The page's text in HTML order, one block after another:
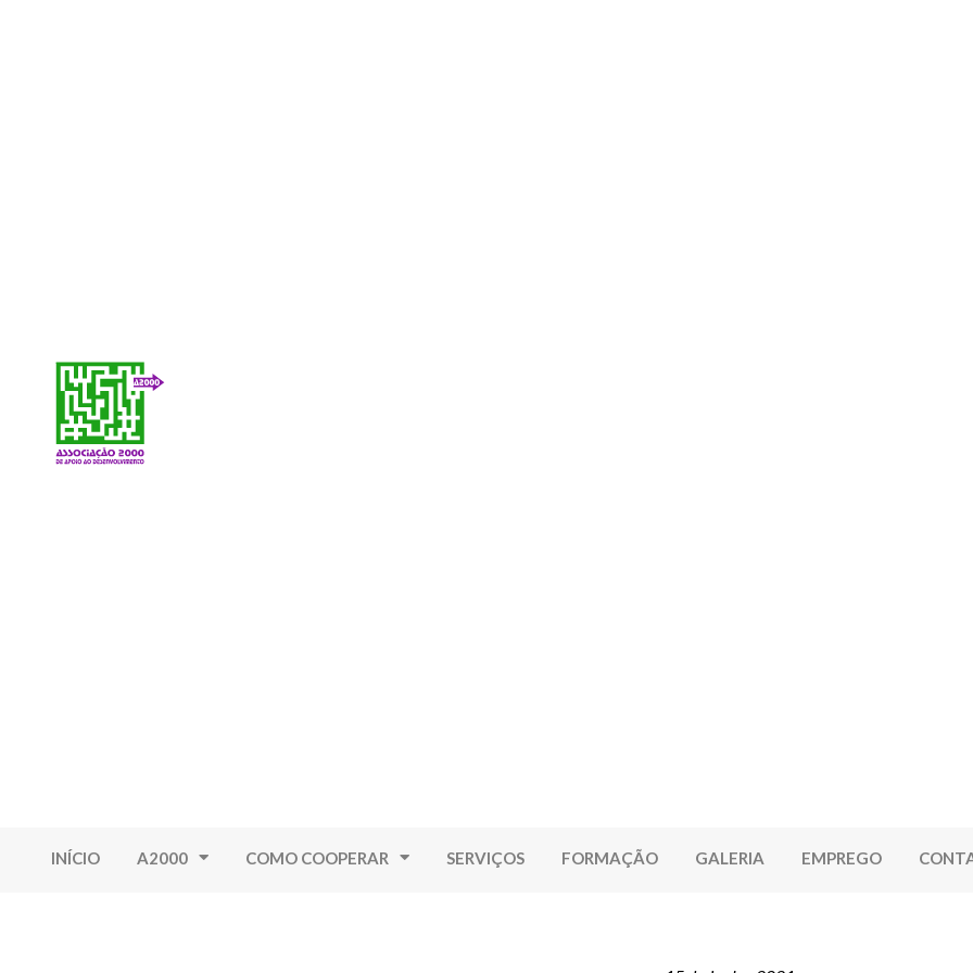
INÍCIO A2000 COMO COOPERAR SERVIÇOS FORMAÇÃO GALERIA EMPREGO